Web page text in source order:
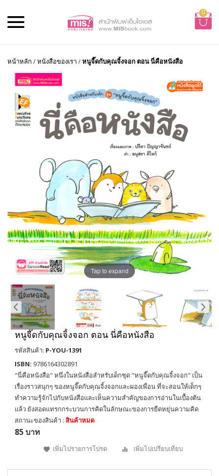
0
หน้าหลัก /หนังสือของเรา /หนูจี๊ดกับคุณจิ้งจอก ตอน นี่คือหนังสือ
Tap to expand
หนูจี๊ดกับคุณจิ้งจอก ตอน นี่คือหนังสือ
รหัสสินค้า: P-YOU-1391
ISBN: 9786164302891
"นี่คือหนังสือ" หนึ่งในหนังสือสำหรับเด็กชุด "หนูจี๊ดกับคุณจิ้งจอก" เป็น
เรื่องราวสนุกๆ ของหนูจี๊ดกับคุณจิ้งจอกและผองเพื่อน ที่จะสอนให้เด็กๆ
ทำความรู้จักไปกับหนังสือและเห็นความสำคัญของการอ่านในเบื้องต้น
แล้ว ยังสอดแทรกกระบวนการคิดในลักษณะของการยืดหยุ่นความคิด
สถานะของสินค้า : สินค้าหมด
85 บาท
เพิ่มไปรายการโปรด เพิ่มไปเปรียบเทียบ